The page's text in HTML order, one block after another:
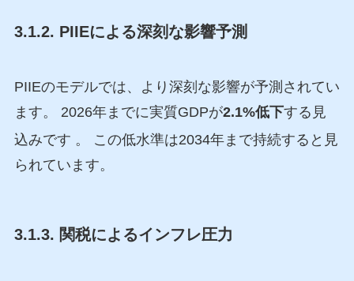
3.1.2. PIIEによる深刻な影響予測
PIIEのモデルでは、より深刻な影響が予測されてい
ます。 2026年までに実質GDPが2.1%低下する見
込みです 。 この低水準は2034年まで持続すると見
られています。
3.1.3. 関税によるインフレ圧力